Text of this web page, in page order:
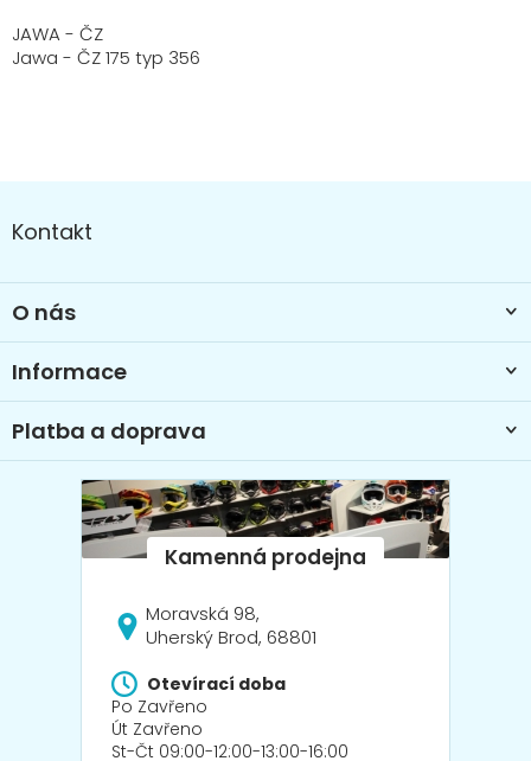
JAWA - ČZ
Jawa - ČZ 175 typ 356
á
pKontakt
O nás
Informace
Platba a doprava
Moravská 98,
Uherský Brod, 68801
Otevírací doba
Po Zavřeno
Út Zavřeno
St-Čt 09:00-12:00-13:00-16:00